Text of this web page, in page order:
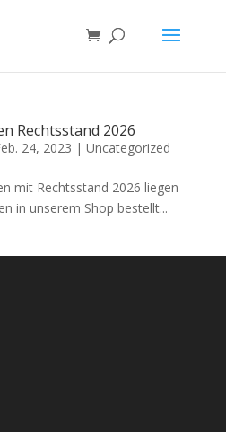
Rechtsstand 2026
24, 2023 | Uncategorized
mit Rechtsstand 2026 liegen
in unserem Shop bestellt...